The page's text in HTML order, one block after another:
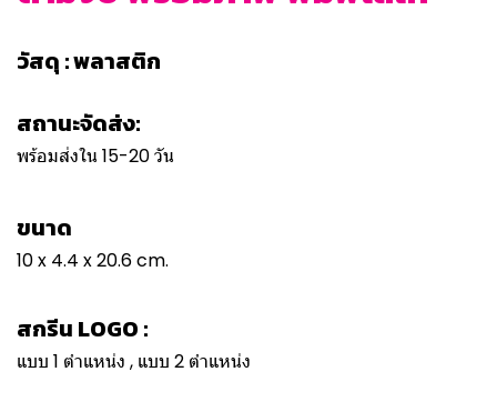
วัสดุ : พลาสติก
สถานะจัดส่ง:
พร้อมส่งใน 15-20 วัน
ขนาด
10 x 4.4 x 20.6 cm.
สกรีน LOGO :
แบบ 1 ตำแหน่ง , แบบ 2 ตำแหน่ง